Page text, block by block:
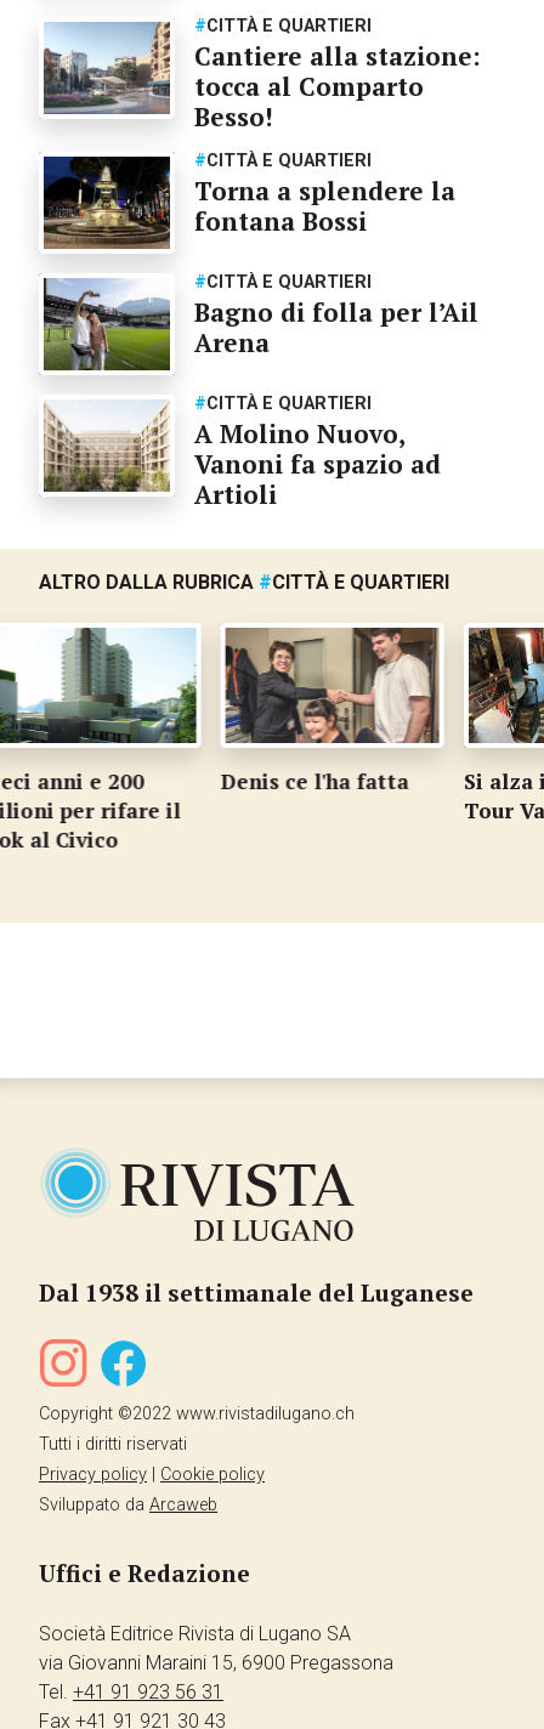
#CITTÀ E QUARTIERI
Cantiere alla stazione:
tocca al Comparto
Besso!
#CITTÀ E QUARTIERI
Torna a splendere la
fontana Bossi
#CITTÀ E QUARTIERI
Bagno di folla per l’Ail
Arena
#CITTÀ E QUARTIERI
A Molino Nuovo,
Vanoni fa spazio ad
Artioli
ALTRO DALLA RUBRICA #CITTÀ E QUARTIERI
e 200
rifare il
Denis ce l'ha fatta
Si alza il
Tour
…
Dal 1938 il settimanale del Luganese
Copyright ©2022 www.rivistadilugano.ch
Tutti i diritti riservati
Privacy policy
Cookie policy
Sviluppato da Arcaweb
Uffici e Redazione
Società Editrice Rivista di Lugano SA
via Giovanni Maraini 15, 6900 Pregassona
Tel. +41 91 923 56 31
Fax +41 91 921 30 43